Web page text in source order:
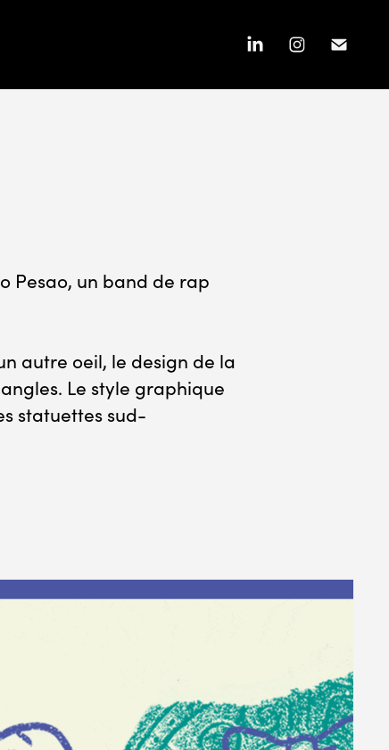
Pesao, un band de rap
autre oeil, le design de la
Le style graphique
statuettes sud-